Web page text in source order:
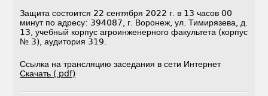
Защита состоится 22 сентября 2022 г. в 13 часов 00
минут по адресу: 394087, г. Воронеж, ул. Тимирязева, д.
13, учебный корпус агроинженерного факультета (корпус
№ 3), аудитория 319.
Ссылка на трансляцию заседания в сети Интернет
Скачать (.pdf)